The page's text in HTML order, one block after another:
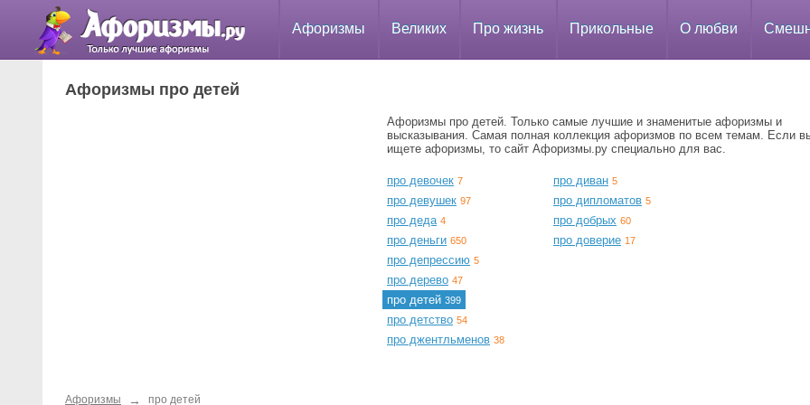
Афоризмы Великих Про жизнь Прикольные О любви
Афоризмы про детей
Афоризмы про детей. Только самые лучшие и знаменитые афоризмы и
высказывания. Самая полная коллекция афоризмов по всем темам. Если
ищете афоризмы, то сайт Афоризмы.ру специально для вас.
про девочек 7
про девушек 97
про деда 4
про деньги 650
про депрессию 5
про дерево 47
про детей 399
про детство 54
про джентльменов 38
про диван 5
про дипломатов 5
про добрых 60
про доверие 17
Афоризмы → про детей